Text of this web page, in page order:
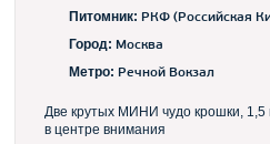
Питомник: РКФ (Российская
Город: Москва
Метро: Речной Вокзал
Две крутых МИНИ чудо крошки, 1,5 мес, для тех ктотхочет быть
в центре внимания